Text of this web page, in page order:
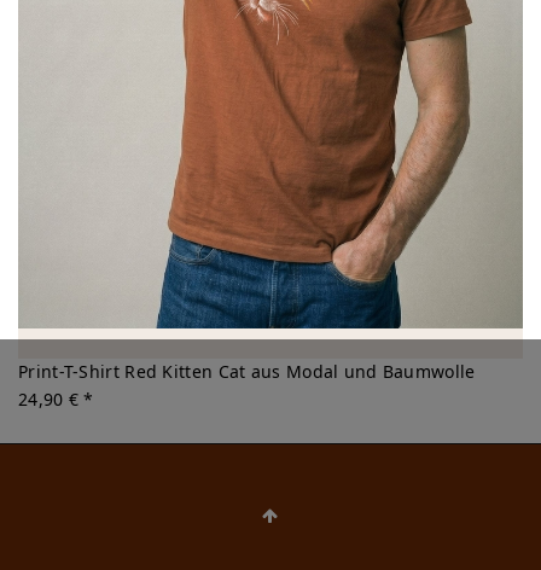
Print-T-Shirt Red Kitten Cat aus Modal und Baumwolle
24,90 € *